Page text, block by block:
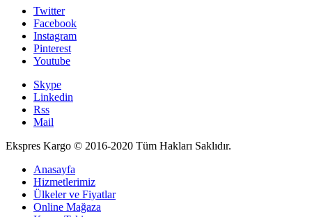
Twitter
Facebook
Instagram
Pinterest
Youtube
Skype
Linkedin
Rss
Mail
Ekspres Kargo © 2016-2020 Tüm Hakları Saklıdır.
Anasayfa
Hizmetlerimiz
Ülkeler ve Fiyatlar
Online Mağaza